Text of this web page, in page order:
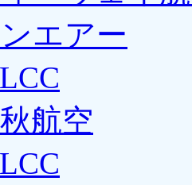
エアー
航空